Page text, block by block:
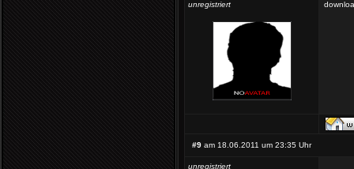
unregistriert
#9 am 18.06.2011 um 23:35 Uhr
unregistriert